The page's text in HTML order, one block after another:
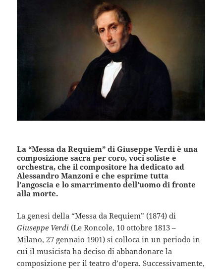
La “Messa da Requiem” di Giuseppe Verdi è una
composizione sacra per coro, voci soliste e
orchestra, che il compositore ha dedicato ad
Alessandro Manzoni e che esprime tutta
l’angoscia e lo smarrimento dell’uomo di fronte
alla morte.
La genesi della “Messa da Requiem” (1874) di
Giuseppe Verdi (Le Roncole, 10 ottobre 1813 –
Milano, 27 gennaio 1901) si colloca in un periodo in
cui il musicista ha deciso di abbandonare la
composizione per il teatro d’opera. Successivamente,